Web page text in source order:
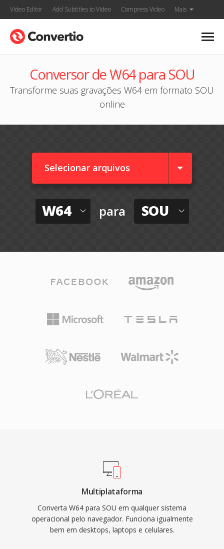
Video Editor Add Subtitles to Video Compress Video Mais
Conversor de W64 para SOU
Transforme suas gravações W64 em formato SOU
online
Selecionar arquivos
W64 para SOU
Multiplataforma
Converta W64 para SOU em qualquer sistema
operacional pelo navegador. Funciona igualmente
bem em desktops, laptops e celulares.